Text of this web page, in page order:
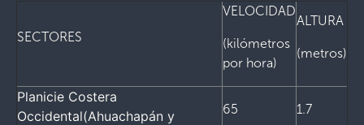
SECTORES
VELOCIDAD
(kilómetros
por hora)
ALTURA
(metros)
Planicie Costera
Occidental(Ahuachapán y
65 1.7